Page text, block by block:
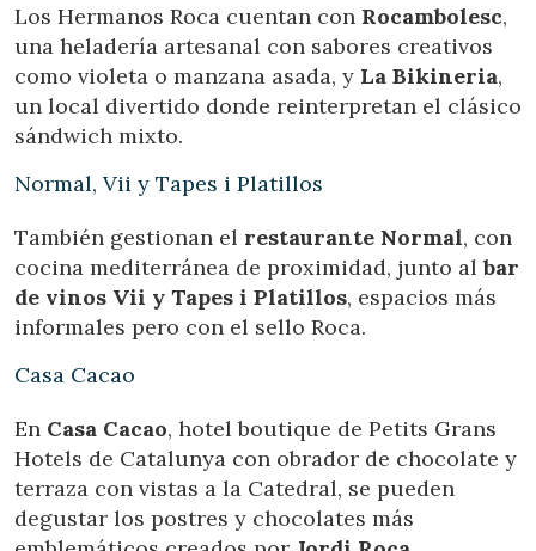
Gestionar mi reserva
Los Hermanos Roca cuentan con Rocambolesc,
una heladería artesanal con sabores creativos
como violeta o manzana asada, y La Bikineria,
un local divertido donde reinterpretan el clásico
sándwich mixto.
Normal, Vii y Tapes i Platillos
También gestionan el restaurante Normal, con
cocina mediterránea de proximidad, junto albar
de vinos Vii y Tapes i Platillos, espacios más
informales pero con el sello Roca.
Casa Cacao
En Casa Cacao, hotel boutique de Petits Grans
Hotels de Catalunya con obrador de chocolate y
terraza con vistas a la Catedral, se pueden
degustar los postres y chocolates más